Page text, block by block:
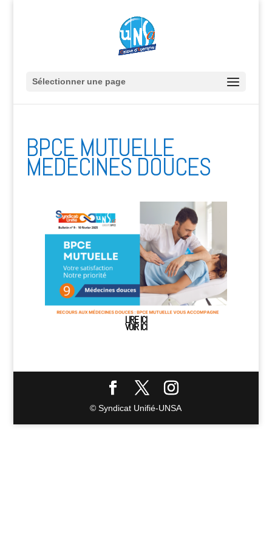
Sélectionner une page
BPCE MUTUELLE
MEDECINES DOUCES
LIRE ICI
VOIR ICI
© Syndicat Unifié-UNSA